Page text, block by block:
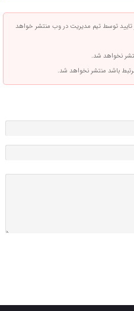
توسط تیم مدیریت در وب منتشر خواهد
نخواهد شد.
باشد منتشر نخواهد شد.